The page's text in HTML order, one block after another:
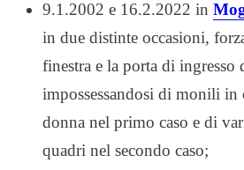
9.1.2002 e 16.2.2022 in
in due distinte occasioni,
finestra e la porta di ingresso
impossessandosi di monili
donna nel primo caso e di
quadri nel secondo caso;